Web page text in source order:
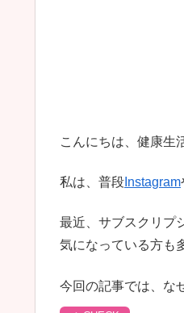
こんにちは、健康生
私は、普段 Instagram
最近、サブスクリプ
気になっている方も
今回の記事では、な